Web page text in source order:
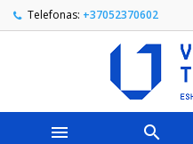
Telefonas: +37052370602
 